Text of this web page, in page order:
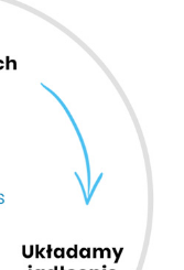
1,40 zł
1,30 zł
0,30 zł